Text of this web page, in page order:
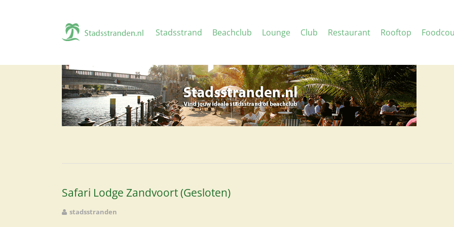
Stadsstrand Beachclub Lounge Club Restaurant Rooftop
Safari Lodge Zandvoort (Gesloten)
stadsstranden